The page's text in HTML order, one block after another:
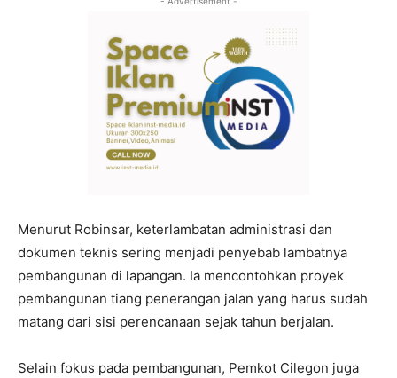
Menurut Robinsar, keterlambatan administrasi dan
dokumen teknis sering menjadi penyebab lambatnya
pembangunan di lapangan. Ia mencontohkan proyek
pembangunan tiang penerangan jalan yang harus sudah
matang dari sisi perencanaan sejak tahun berjalan.
Selain fokus pada pembangunan, Pemkot Cilegon juga